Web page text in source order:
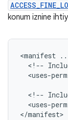
konum iznine
<manifest
<!--
<uses-
<!--
<uses-
</manifest>